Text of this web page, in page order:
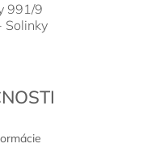
991/9
Solinky